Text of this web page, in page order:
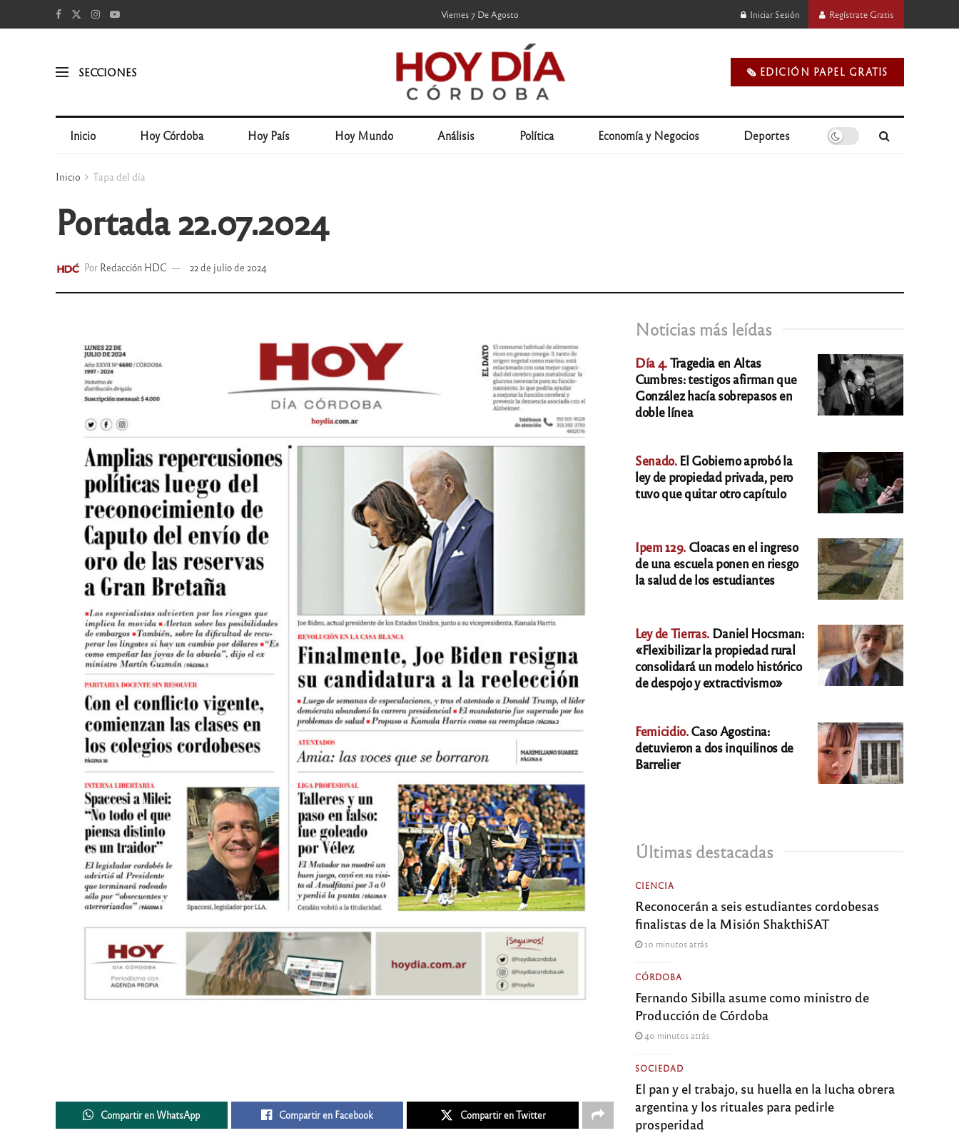
Viernes 7 De Agosto Iniciar Sesión Regístrate Gratis
SECCIONES 🗞️ EDICIÓN PAPEL GRATIS
Inicio Hoy Córdoba Hoy País Hoy Mundo Análisis Política Economía y Negocios Deportes
Inicio Tapa del día
Portada 22.07.2024
Por Redacción HDC 22 de julio de 2024
Compartir en WhatsApp Compartir en Facebook Compartir en Twitter
Noticias más leídas
Día 4.Tragedia en Altas
Cumbres: testigos afirman que
González hacía sobrepasos en
doble línea
Senado.El Gobierno aprobó la
ley de propiedad privada, pero
tuvo que quitar otro capítulo
Ipem 129. Cloacas en el ingreso
de una escuela ponen en riesgo
la salud de los estudiantes
Ley de Tierras. Daniel Hocsman:
«Flexibilizar la propiedad rural
consolidará un modelo histórico
de despojo y extractivismo»
Femicidio.Caso Agostina:
detuvieron a dos inquilinos de
Barrelier
Últimas destacadas
CIENCIA
Reconocerán a seis estudiantes cordobesas
finalistas de la Misión ShakthiSAT
10 minutos atrás
CÓRDOBA
Fernando Sibilla asume como ministro de
Producción de Córdoba
40 minutos atrás
SOCIEDAD
El pan y el trabajo, su huella en la lucha obrera
argentina y los rituales para pedirle
prosperidad